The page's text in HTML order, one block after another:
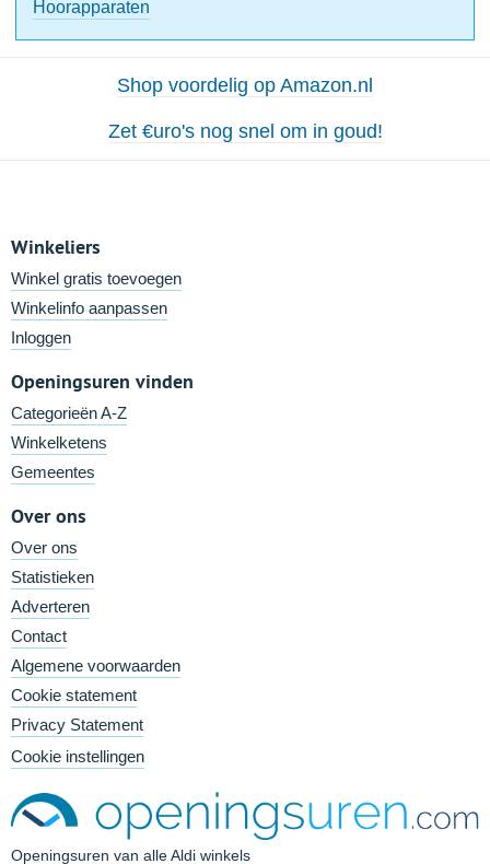
Hoorapparaten
Shop voordelig op Amazon.nl
Zet €uro's nog snel om in goud!
Winkeliers
Winkel gratis toevoegen
Winkelinfo aanpassen
Inloggen
Openingsuren vinden
Categorieën A-Z
Winkelketens
Gemeentes
Over ons
Over ons
Statistieken
Adverteren
Contact
Algemene voorwaarden
Cookie statement
Privacy Statement
Cookie instellingen
Openingsuren van alle Aldi winkels